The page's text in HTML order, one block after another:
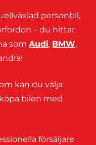
personbil,
– du hittar
som Audi, BMW,
kan du välja
bilen med
försäljare